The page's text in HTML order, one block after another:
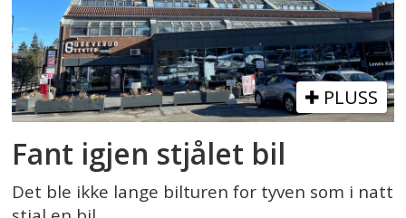
PLUSS
Fant igjen stjålet bil
Det ble ikke lange bilturen for tyven som i natt